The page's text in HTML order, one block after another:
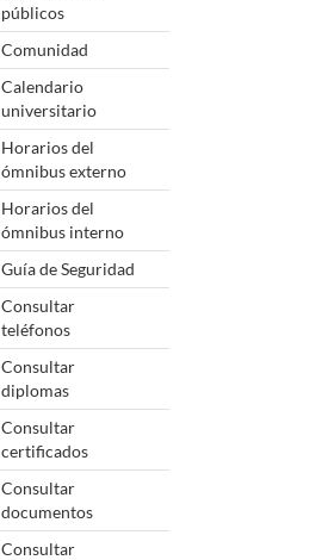
públicos
Comunidad
Calendario
universitario
Horarios del
ómnibus externo
Horarios del
ómnibus interno
Guía de Seguridad
Consultar
teléfonos
Consultar
diplomas
Consultar
certificados
Consultar
documentos
Consultar